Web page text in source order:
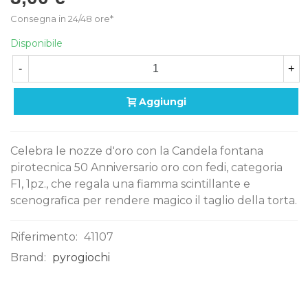
Consegna in 24/48 ore*
Disponibile
- +
Aggiungi
Celebra le nozze d'oro con la Candela fontana
pirotecnica 50 Anniversario oro con fedi, categoria
F1, 1pz., che regala una fiamma scintillante e
scenografica per rendere magico il taglio della torta.
Riferimento: 41107
Brand: pyrogiochi